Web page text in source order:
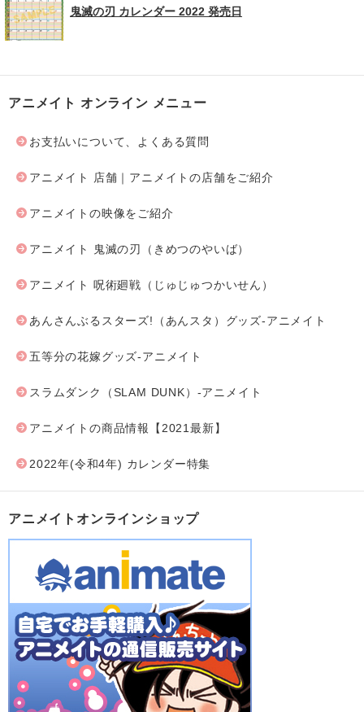
鬼滅の刃 カレンダー 2022 発売日
アニメイト オンライン メニュー
お支払いについて、よくある質問
アニメイト 店舗｜アニメイトの店舗をご紹介
アニメイトの映像をご紹介
アニメイト 鬼滅の刃（きめつのやいば）
アニメイト 呪術廻戦（じゅじゅつかいせん）
あんさんぶるスターズ!（あんスタ）グッズ-アニメイト
五等分の花嫁グッズ-アニメイト
スラムダンク（SLAM DUNK）-アニメイト
アニメイトの商品情報【2021最新】
2022年(令和4年) カレンダー特集
アニメイトオンラインショップ